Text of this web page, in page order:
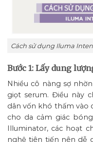
Cách sử dụng Iluma
Bước 1: Lấy dung
Nhiều cô nàng sợ
giọt serum. Điều này
dân vốn khó thấm vào
cho da cảm giác
Illuminator, các hoạt
nghệ tiên tiến nên dễ